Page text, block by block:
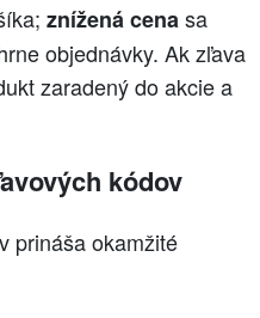
znížená cenasa
objednávky. Ak zľava
zaradený do akcie a
kódov
prináša okamžité